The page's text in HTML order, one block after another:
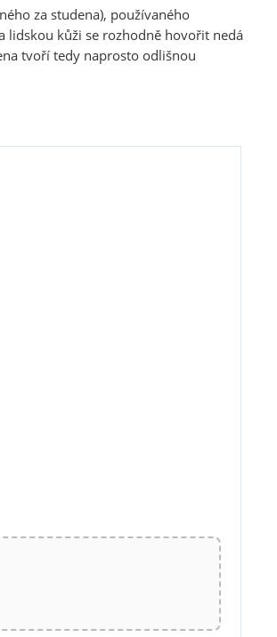
za studena), používaného
lidskou kůži se rozhodně hovořit nedá
tvoří tedy naprosto odlišnou